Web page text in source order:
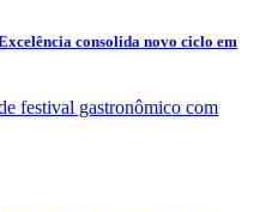
consolida novo ciclo em